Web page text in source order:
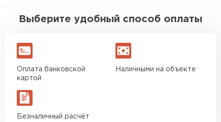
Выберите удобный способ оплаты
Оплата банковской
картой
Наличными на объекте
Безналичный расчёт